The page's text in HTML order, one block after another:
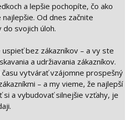
a lepšie pochopíte, čo ako
Od dnes začnite
svojich úloh.
bez zákazníkov – a vy ste
a udržiavania zákazníkov.
vytvárať vzájomne prospešný
– a my vieme, že najlepší
si a vybudovať silnejšie vzťahy, je